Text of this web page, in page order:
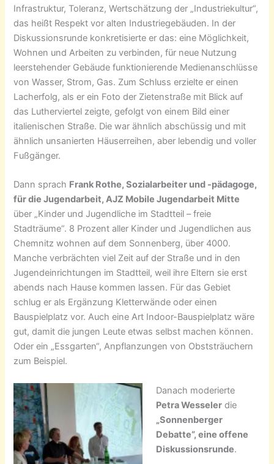
Infrastruktur, Toleranz, Wertschätzung der „Industriekultur“,
das heißt Respekt vor alten Industriegebäuden. In der
Diskussionsrunde konkretisierte er das: eine Möglichkeit,
Wohnen und Arbeiten zu verbinden, für neue Nutzung
leerstehender Gebäude funktionierende Medienanschlüsse
von Wasser, Strom, Gas. Zum Schluss erzielte er einen
Lacherfolg, als er ein Foto der Zietenstraße mit Blick auf
das Lutherviertel zeigte, gefolgt von einem Bild einer
italienischen Straße. Die war ähnlich abschüssig und mit
ähnlich unsanierten Häuserreihen, aber lebendig und voller
Fußgänger.
Dann sprach Frank Rothe, Sozialarbeiter und -pädagoge,
für die Jugendarbeit, AJZ Mobile Jugendarbeit Mitte
über „Kinder und Jugendliche im Stadtteil – freie
Stadträume“. 8 Prozent aller Kinder und Jugendlichen aus
Chemnitz wohnen auf dem Sonnenberg, über 4000.
Manche verbrächten viel Zeit auf der Straße und in den
Jugendeinrichtungen im Stadtteil, weil ihre Eltern sie erst
abends nach Hause kommen lassen. Für das Gebiet
schlug er als Ergänzung Kletterwände oder einen
Bauspielplatz vor. Auch eine Art Indoor-Bauspielplatz wäre
gut, damit die jungen Leute etwas selbst machen können.
Oder ein „Essgarten“, Anpflanzungen von Obststräuchern
zum Beispiel.
Danach moderierte
Petra Wesseler die
„Sonnenberger
Debatte“, eine offene
Diskussionsrunde.